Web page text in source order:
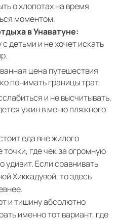
о хлопотах на время
моментом.
в Унаватуне:
детьми и не хочет искать
цена путешествия
понимать границы трат.
и не высчитывать,
ужин в меню пляжного
еда вне жилого
где чек за огромную
удивит. Если сравнивать
Хиккадувой, то здесь
и тишину абсолютно
именно тот вариант, где